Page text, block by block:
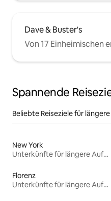
Dave & Buster's
Von 17 Einheimischen
Spannende
Beliebte Reiseziele für
New York
Unterkünfte für längere Aufenthalte
Florenz
Unterkünfte für längere Aufenthalte